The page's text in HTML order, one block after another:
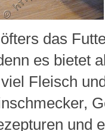
das
es bietet
Fleisch
und